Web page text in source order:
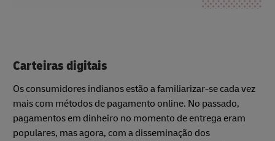
Carteiras digitais
Os consumidores indianos estão a familiarizar-se cada vez
mais com métodos de pagamento online. No passado,
pagamentos em dinheiro no momento de entrega eram
populares, mas agora, com a disseminação dos